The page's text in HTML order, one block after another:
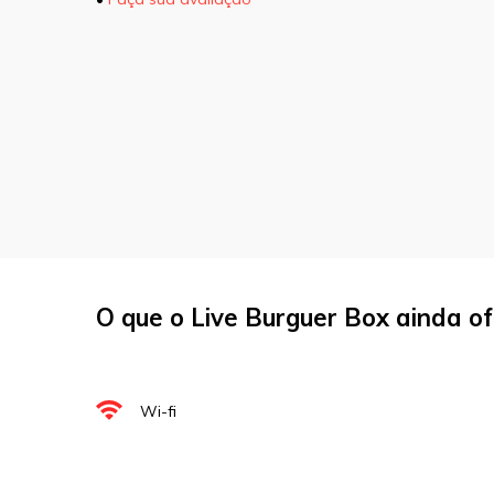
E-mail*
Sua avaliação
O que o Live Burguer Box ainda
Wi-fi